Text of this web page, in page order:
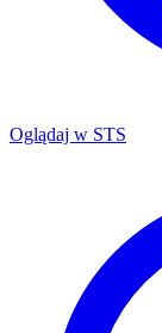
Oglądaj w STS